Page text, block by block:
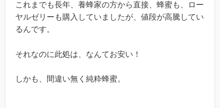
これまでも長年、養蜂家の方から直接、蜂蜜も、ロー
ヤルゼリーも購入していましたが、値段が高騰してい
るんです。
それなのに此処は、なんてお安い！
しかも、間違い無く純粋蜂蜜。